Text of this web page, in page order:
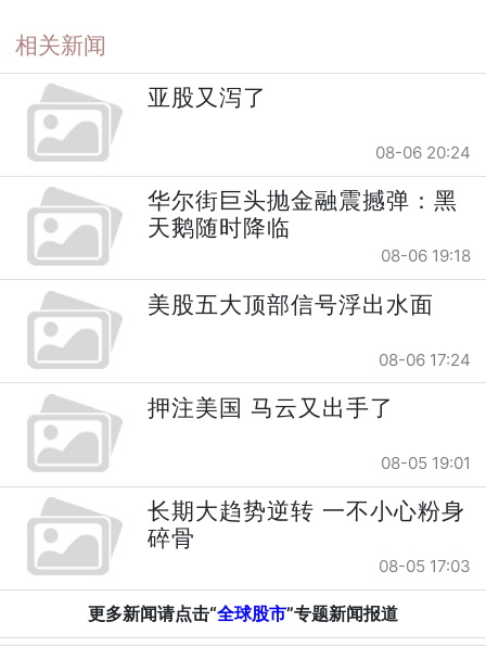
相关新闻
亚股又泻了
08-06 20:24
华尔街巨头抛金融震撼弹：黑
天鹅随时降临
08-06 19:18
美股五大顶部信号浮出水面
08-06 17:24
押注美国 马云又出手了
08-05 19:01
长期大趋势逆转 一不小心粉身
碎骨
08-05 17:03
更多新闻请点击“全球股市”专题新闻报道